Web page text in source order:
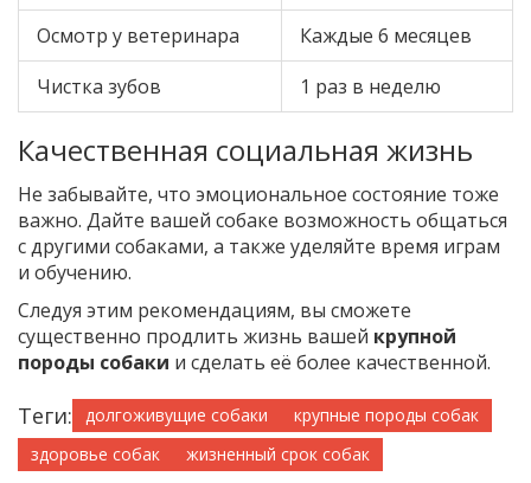
Осмотр у ветеринара
Каждые 6 месяцев
Чистка зубов
1 раз в неделю
Качественная социальная жизнь
Не забывайте, что эмоциональное состояние тоже
важно. Дайте вашей собаке возможность общаться
с другими собаками, а также уделяйте время играм
и обучению.
Следуя этим рекомендациям, вы сможете
существенно продлить жизнь вашей крупной
породы собаки и сделать её более качественной.
Теги: долгоживущие собаки
крупные породы собак
здоровье собак
жизненный срок собак